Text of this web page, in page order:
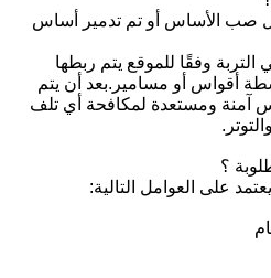
صب الأساس أو تم تدمير أساس
التربة وفقًا للموقع يتم ربطها
أقواس أو مسامير.بعد أن يتم
آمنة ومستعدة لمكافحة أي تلف
؟
على العوامل التالية: